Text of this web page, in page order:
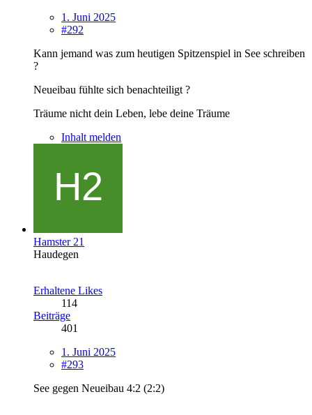
1. Juni 2025
#292
Kann jemand was zum heutigen Spitzenspiel in See schreiben
?
Neueibau fühlte sich benachteiligt ?
Träume nicht dein Leben, lebe deine Träume
Inhalt melden
Hamster 21
Haudegen
Erhaltene Likes
114
Beiträge
401
1. Juni 2025
#293
See gegen Neueibau 4:2 (2:2)